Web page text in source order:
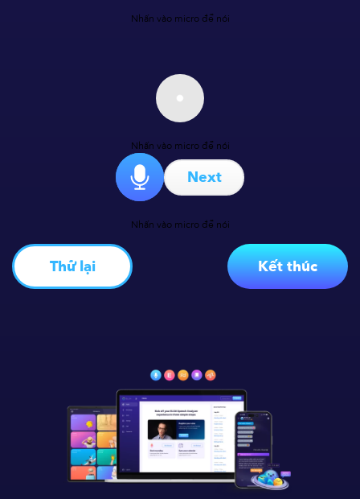
Nhấn vào micro để nói
Nhấn vào micro để nói
Next
Nhấn vào micro để nói
Thử lại Kết thúc